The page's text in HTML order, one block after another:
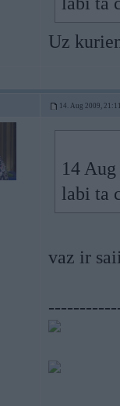
Uz
14. Aug 2009,
14
labi ta
vaz ir